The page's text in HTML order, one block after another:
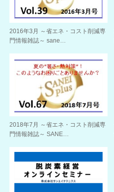
2016年3月 ～省エネ・コスト削減専
門情報雑誌～ sane…
2018年7月 ～省エネ・コスト削減専
門情報雑誌～ SANE…